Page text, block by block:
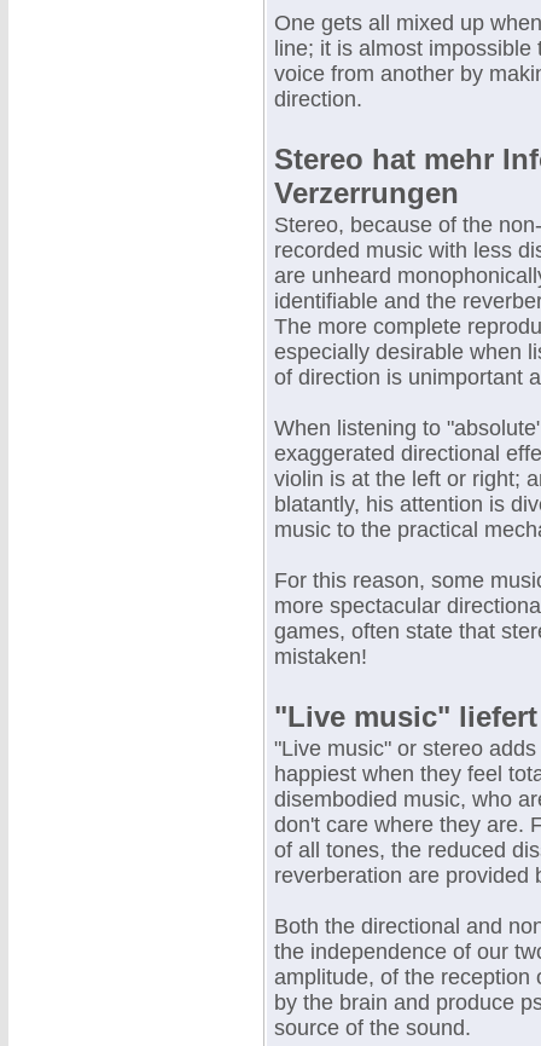
One gets all mixed up
line; it is almost
voice from another by
direction.
Stereo hat mehr
Verzerrungen
Stereo, because of the
recorded music with less
are unheard
identifiable and the
The more complete
especially desirable when
of direction is unimportant
When listening to
exaggerated directional
violin is at the left or right;
blatantly, his attention is
music to the practical
For this reason, some
more spectacular
games, often state that
mistaken!
"Live music"
"Live music" or stereo
happiest when they feel
disembodied music, who
don't care where they are.
of all tones, the reduced
reverberation are provided
Both the directional and
the independence of our
amplitude, of the reception
by the brain and produce
source of the sound.